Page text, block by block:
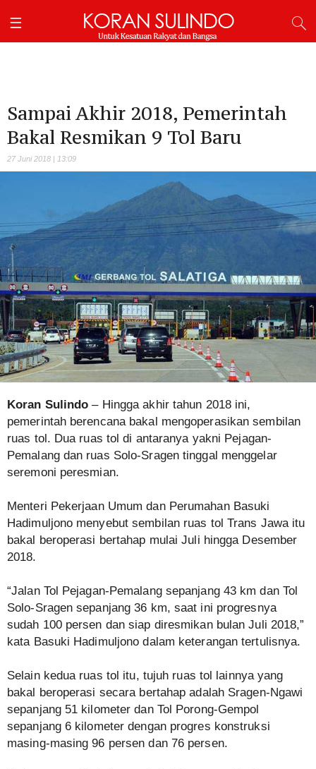
Sampai Akhir 2018, Pemerintah
Bakal Resmikan 9 Tol Baru
27 Juni 2018 | 13:09
Koran Sulindo – Hingga akhir tahun 2018 ini,
pemerintah berencana bakal mengoperasikan sembilan
ruas tol. Dua ruas tol di antaranya yakni Pejagan-
Pemalang dan ruas Solo-Sragen tinggal menggelar
seremoni peresmian.
Menteri Pekerjaan Umum dan Perumahan Basuki
Hadimuljono menyebut sembilan ruas tol Trans Jawa itu
bakal beroperasi bertahap mulai Juli hingga Desember
2018.
“Jalan Tol Pejagan-Pemalang sepanjang 43 km dan Tol
Solo-Sragen sepanjang 36 km, saat ini progresnya
sudah 100 persen dan siap diresmikan bulan Juli 2018,”
kata Basuki Hadimuljono dalam keterangan tertulisnya.
Selain kedua ruas tol itu, tujuh ruas tol lainnya yang
bakal beroperasi secara bertahap adalah Sragen-Ngawi
sepanjang 51 kilometer dan Tol Porong-Gempol
sepanjang 6 kilometer dengan progres konstruksi
masing-masing 96 persen dan 76 persen.